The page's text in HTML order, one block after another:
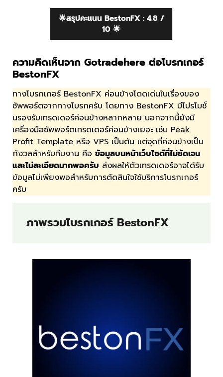
🌟สรุปคะแนน BestonFX : 4.8 /
10 🌟
ความคิดเห็นจาก Gotradehere ต่อโบรกเกอร์
BestonFX
ทางโบรกเกอร์ BestonFX ค่อนข้างโดดเด่นในเรื่องของ
ซัพพอร์ตจากทางโบรกครับ โดยทาง BestonFX มีโปรโมชั่
นรองรับเทรดเดอร์ค่อนข้างหลากหลาย นอกจากนี้ยังมี
เครื่องมือซัพพอร์ตเทรดเดอร์ค่อนข้างเยอะ เช่น Peak
Profit Template หรือ VPS เป็นต้น แต่จุดที่ค่อนข้างเป็น
กังวลสำหรับทีมงาน คือข้อมูลบนหน้าเว็บไซต์ที่ไม่ชัดเจน
และไม่ละเอียดมากพอครับ ส่งผลให้ตัวเทรดเดอร์อาจได้รับ
ข้อมูลไม่เพียงพอสำหรับการตัดสินใจใช้บริการโบรกเกอร์
ครับ
ภาพรวมโบรกเกอร์ BestonFX